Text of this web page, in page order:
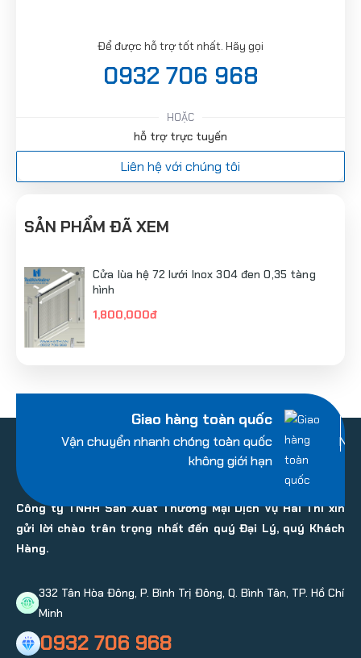
Để được hỗ trợ tốt nhất. Hãy gọi
0932 706 968
HOẶC
hỗ trợ trực tuyến
Liên hệ với chúng tôi
SẢN PHẨM ĐÃ XEM
Cửa lùa hệ 72 lưới Inox 304 đen 0,35 tàng
hình
1,800,000đ
Giao hàng toàn quốc
Vận chuyển nhanh chóng toàn quốc
không giới hạn
Công ty TNHH Sản Xuất Thương Mại Dịch Vụ Hai Thi xin
gửi lời chào trân trọng nhất đến quý Đại Lý, quý Khách
Hàng.
332 Tân Hòa Đông, P. Bình Trị Đông, Q. Bình Tân, TP. Hồ Chí
Minh
0932 706 968